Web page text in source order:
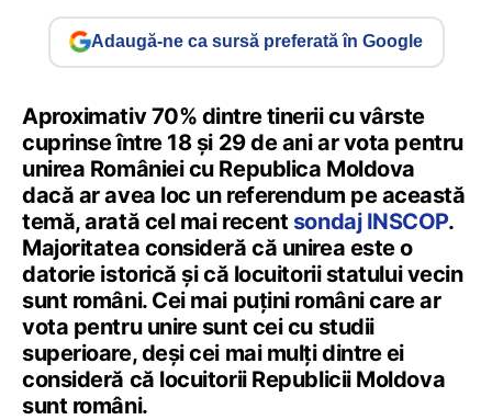
Adaugă-ne ca sursă preferată în Google
Aproximativ 70% dintre tinerii cu vârste
cuprinse între 18 și 29 de ani ar vota pentru
unirea României cu Republica Moldova
dacă ar avea loc un referendum pe această
temă, arată cel mai recent sondaj INSCOP.
Majoritatea consideră că unirea este o
datorie istorică și că locuitorii statului vecin
sunt români. Cei mai puțini români care ar
vota pentru unire sunt cei cu studii
superioare, deși cei mai mulți dintre ei
consideră că locuitorii Republicii Moldova
sunt români.